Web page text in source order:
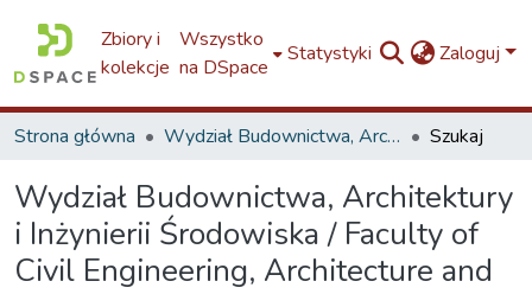
Zbiory i
kolekcje
Wszystko
na DSpace
Statystyki Zaloguj
Strona główna Wydział Budownictwa, Architektury i Inżynierii Środowiska / Faculty of Civil Engineering, Architecture and Environmental Engineering / W6 Szukaj
Wydział Budownictwa, Architektury
i Inżynierii Środowiska / Faculty of
Civil Engineering, Architecture and